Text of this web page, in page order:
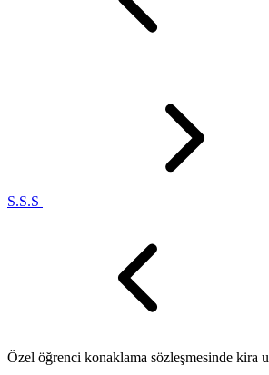
S.S.S
Özel öğrenci konaklama sözleşmesinde kira